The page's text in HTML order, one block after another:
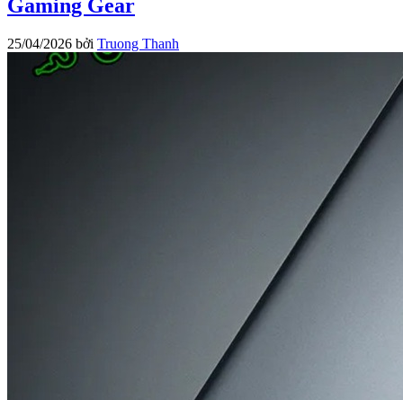
Gaming Gear
25/04/2026 bởi Truong Thanh